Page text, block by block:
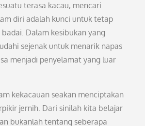
terasa kacau, mencari
diri adalah kunci untuk tetap
Dalam kesibukan yang
sejenak untuk menarik napas
menjadi penyelamat yang luar
kekacauan seakan menciptakan
jernih. Dari sinilah kita belajar
bukanlah tentang seberapa